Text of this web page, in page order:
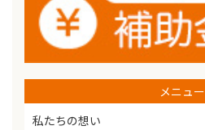
メニュー
私たちの想い